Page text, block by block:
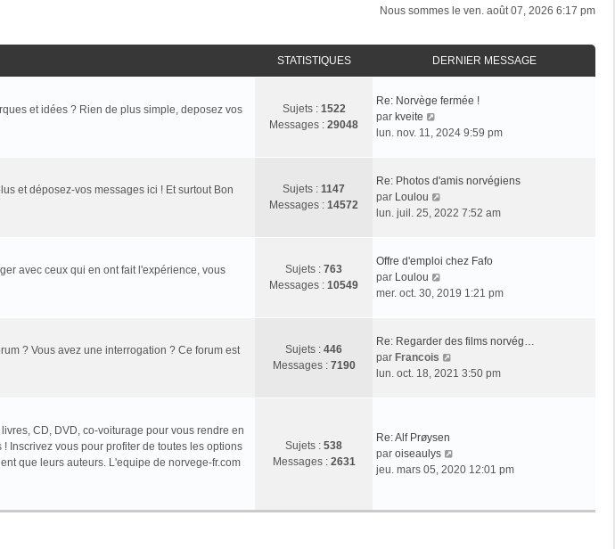
Nous sommes le ven. août 07, 2026 6:17 pm
STATISTIQUES DERNIER MESSAGE
et idées ? Rien de plus simple, deposez vos
Sujets : 1522
Messages : 29048
Re: Norvège fermée !
par kveite
o
l
e
d
n
i
e
e
s
s
lun. nov. 11, 2024 9:59 pm
et déposez-vos messages ici ! Et surtout Bon
Sujets : 1147
Messages : 14572
Re: Photos d'amis norvégiens
par Loulou
o
l
d
n
i
e
s
s
a
lun. juil. 25, 2022 7:52 am
avec ceux qui en ont fait l'expérience, vous
Sujets : 763
Messages : 10549
Offre d'emploi chez Fafo
par Loulou
o
l
e
d
i
e
r
mer. oct. 30, 2019 1:21 pm
? Vous avez une interrogation ? Ce forum est
Sujets : 446
Messages : 7190
Re: Regarder des films norvég…
par Francois
o
d
e
lun. oct. 18, 2021 3:50 pm
CD, DVD, co-voiturage pour vous rendre en
Inscrivez vous pour profiter de toutes les options
que leurs auteurs. L'equipe de norvege-fr.com
Sujets : 538
Messages : 2631
Re: Alf Prøysen
par oiseaulys
o
jeu. mars 05, 2020 12:01 pm